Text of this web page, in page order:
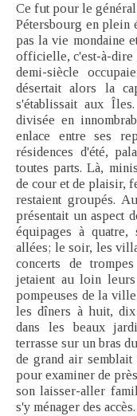
Ce fut pour le
Pétersbourg en plein
pas la vie mondaine
officielle, c'est-à-dire
demi-siècle
désertait alors la
s'établissait aux
divisée en
enlace entre ses
résidences d'été,
toutes parts. Là,
de cour et de plaisir,
restaient groupés.
présentait un aspect
équipages à
allées; le soir, les
concerts de
jetaient au loin
pompeuses de la
les dîners à huit, dix
dans les beaux
terrasse sur un bras
de grand air
pour examiner de
son laisser-aller
s'y ménager des accès.